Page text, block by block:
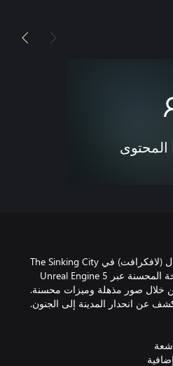
اختبر الرعب المستوحى من أعمال (لافكرافت) في The Sinking City
بشكل جديد تماما. تعيد هذه النسخة المحسنة عبر Unreal Engine 5
من خلال صور مذهلة وميزات محسنة.